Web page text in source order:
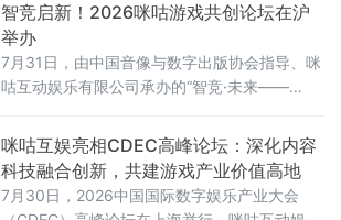
智竞启新！2026咪咕游戏共创论坛在沪
举办
7月31日，由中国音像与数字出版协会指导、咪
咕互动娱乐有限公司承办的“智竞·未来——
局推动高品质益智健
咪咕互娱亮相CDEC高峰论坛：深化内容
科技融合创新，共建游戏产业价值高地
7月30日，2026中国国际数字娱乐产业大会